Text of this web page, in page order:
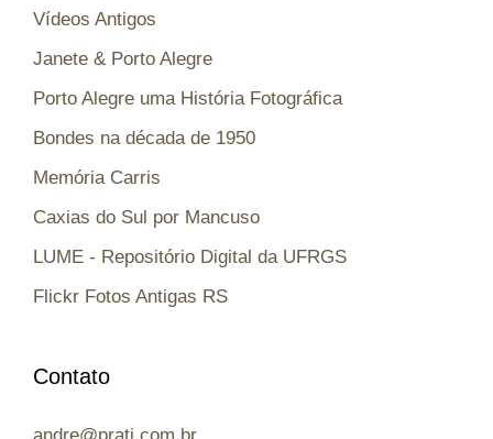
Vídeos Antigos
Janete & Porto Alegre
Porto Alegre uma História Fotográfica
Bondes na década de 1950
Memória Carris
Caxias do Sul por Mancuso
LUME - Repositório Digital da UFRGS
Flickr Fotos Antigas RS
Contato